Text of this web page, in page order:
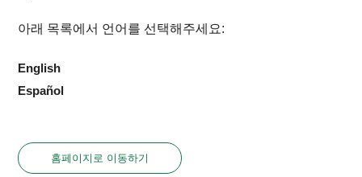
아래 목록에서 언어를 선택해주세요:
English
Español
홈페이지로 이동하기